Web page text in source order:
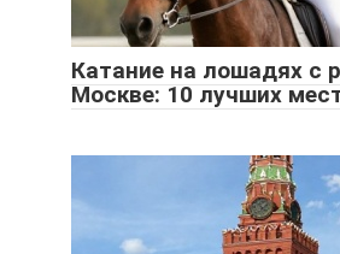
Катание на лошадях с
Москве: 10 лучших